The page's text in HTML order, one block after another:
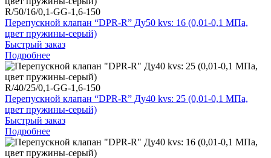
R/50/16/0,1-GG-1,6-150
Перепускной клапан “DPR-R” Ду50 kvs: 16 (0,01-0,1 МПа,
цвет пружины-серый)
Быстрый заказ
Подробнее
R/40/25/0,1-GG-1,6-150
Перепускной клапан “DPR-R” Ду40 kvs: 25 (0,01-0,1 МПа,
цвет пружины-серый)
Быстрый заказ
Подробнее